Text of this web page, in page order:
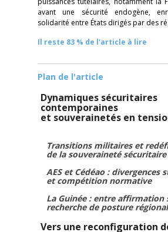
avant une sécurité endogène,
solidarité entre États dirigés par des
Il reste 83 % de l'article à lire
Plan de l'article
Dynamiques sécuritaires
contemporaines
et souverainetés en
Transitions militaires et
de la souveraineté sécuritaire
AES et Cédéao : divergences
et compétition normative
La Guinée : entre affirmation
recherche de posture
Vers une reconfiguration